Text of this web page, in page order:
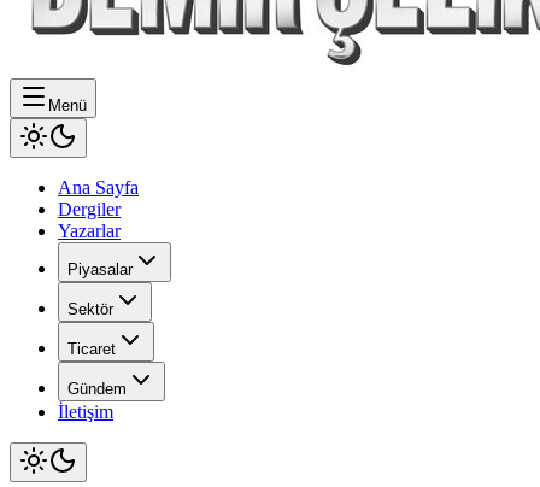
Menü
Ana Sayfa
Dergiler
Yazarlar
Piyasalar
Sektör
Ticaret
Gündem
İletişim